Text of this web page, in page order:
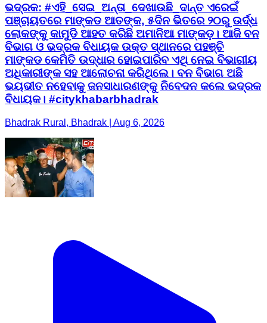
ଭଦ୍ରକ: #ଏହି_ସେଇ_ଅନ୍ତା_ଦେଖାଉଛି_ଦାନ୍ତ ଏରେଇଁ
ପଞ୍ଚାୟତରେ ମାଙ୍କଡ ଆତଙ୍କ, ୫ଦିନ ଭିତରେ ୨୦ରୁ ଉର୍ଦ୍ଧ
ଲୋକଙ୍କୁ କାମୁଡି ଆହତ କରିଛି ଅମାନିଆ ମାଙ୍କଡ଼। ଆଜି ବନ
ବିଭାଗ ଓ ଭଦ୍ରକ ବିଧାୟକ ଉକ୍ତ ସ୍ଥାନରେ ପହଞ୍ଚି
ମାଙ୍କଡ କେମିତି ଉଦ୍ଧାର ହୋଇପାରିବ ଏଥି ନେଇ ବିଭାଗୀୟ
ଅଧିକାରୀଙ୍କ ସହ ଆଲୋଚନା କରିଥିଲେ। ବନ ବିଭାଗ ଅଛି
ଭୟଭୀତ ନହେବାକୁ ଜନସାଧାରଣଙ୍କୁ ନିବେଦନ କଲେ ଭଦ୍ରକ
ବିଧାୟକ। #citykhabarbhadrak
Bhadrak Rural, Bhadrak | Aug 6, 2026